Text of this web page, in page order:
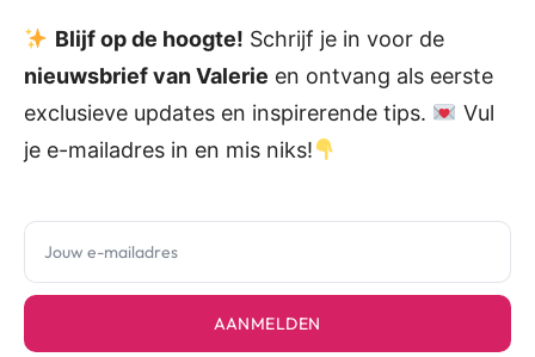
Blijf op de hoogte! Schrijf je in voor de
nieuwsbrief van Valerie en ontvang als eerste
exclusieve updates en inspirerende tips.
Vul
je e-mailadres in en mis niks!
AANMELDEN